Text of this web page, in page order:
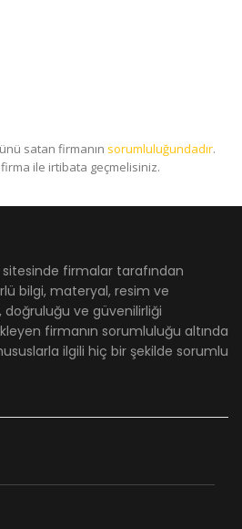
satan firmanın sorumluluğundadır.
firma ile irtibata geçmelisiniz.
firmalar tarafından
bilgi, materyal, resim ve
doğruluğu ve güvenilirliği
firmanın sorumluluğu altında
ilgili hiç bir şekilde sorumlu